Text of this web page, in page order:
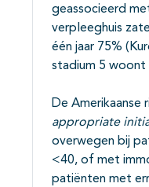
geassocieerd
verpleeghuis
één jaar 75%
stadium 5 woont
De Amerikaanse
appropriate
overwegen bij
<40, of met
patiënten met